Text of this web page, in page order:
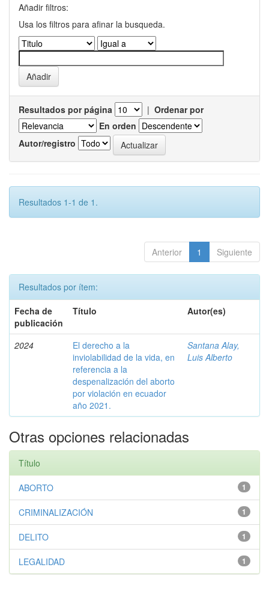
Añadir filtros:
Usa los filtros para afinar la busqueda.
Resultados por página | Ordenar por
En orden
Autor/registro
Resultados 1-1 de 1.
Anterior 1 Siguiente
Resultados por ítem:
Fecha de
publicación
Título Autor(es)
2024
El derecho a la
inviolabilidad de la vida, en
referencia a la
despenalización del aborto
por violación en ecuador
año 2021.
Santana Alay,
Luis Alberto
Otras opciones relacionadas
Título
1
ABORTO
1
CRIMINALIZACIÓN
1
DELITO
1
LEGALIDAD